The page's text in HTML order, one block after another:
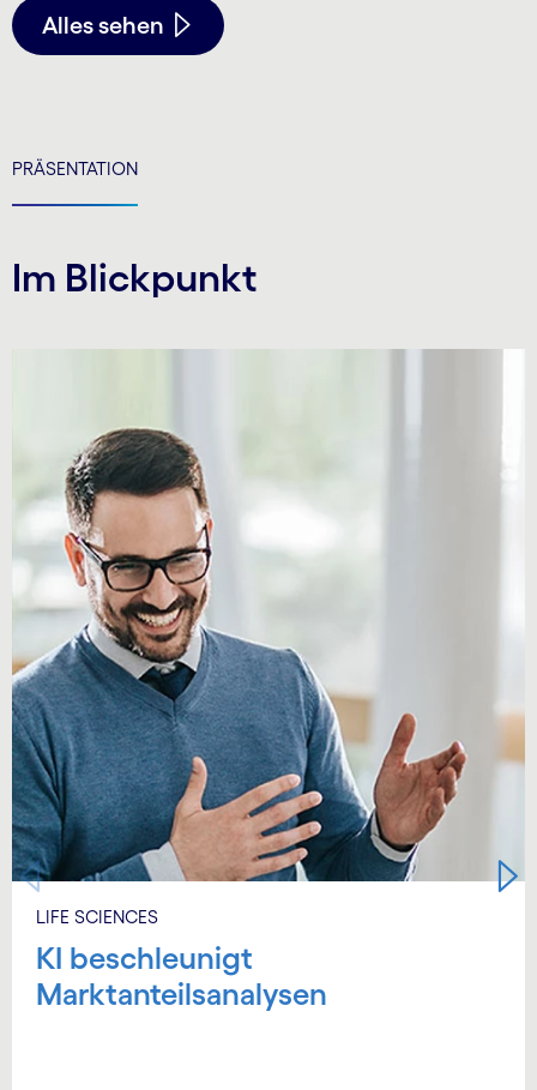
Alles sehen
PRÄSENTATION
Im Blickpunkt
LIFE SCIENCES
KI beschleunigt
Marktanteilsanalysen